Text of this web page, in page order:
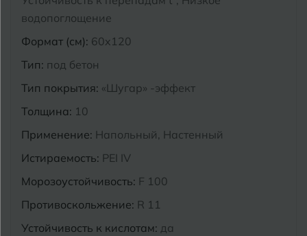
водопоглощение
Формат (см): 60x120
Тип: под бетон
Тип покрытия: «Шугар» -эффект
Толщина: 10
Применение: Напольный, Настенный
Истираемость: PEI IV
Морозоустойчивость: F 100
Противоскольжение: R 11
Устойчивость к кислотам: да
Магнитогорск
Майкоп
Муром